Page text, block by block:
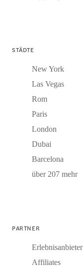
STÄDTE
New York
Las Vegas
Rom
Paris
London
Dubai
Barcelona
über 207 mehr
PARTNER
Erlebnisanbieter
Affiliates